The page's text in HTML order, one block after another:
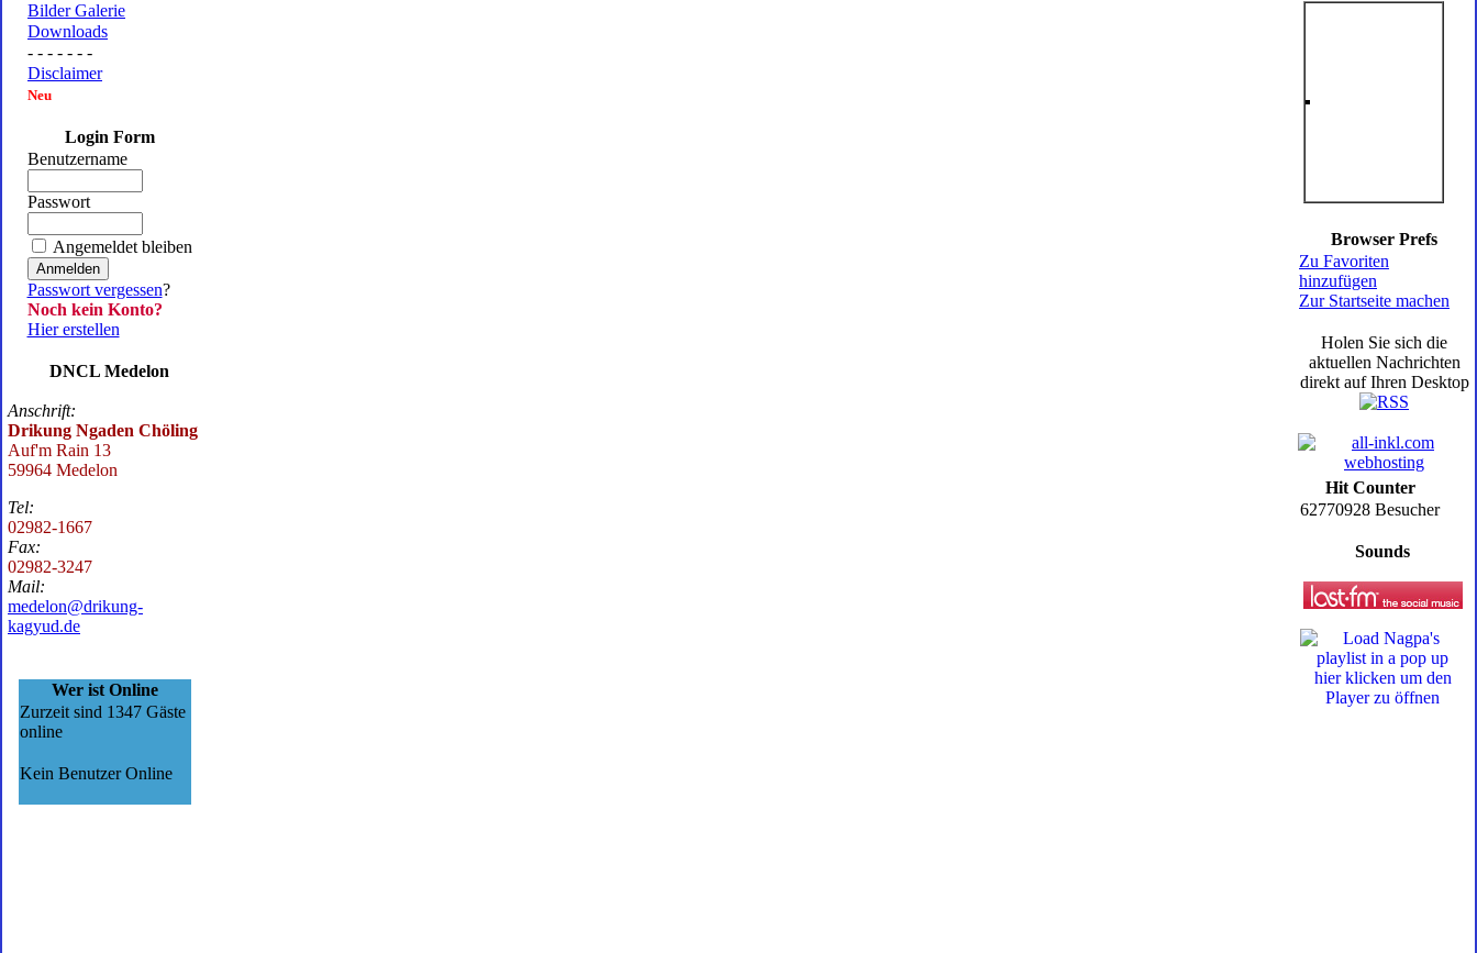
Bilder Galerie
Downloads
- - - - - - -
Disclaimer
Neu
Login Form
Benutzername
Passwort
Angemeldet bleiben
Passwort vergessen?
Noch kein Konto?
Hier erstellen
DNCL Medelon
Anschrift:
Drikung Ngaden Chöling
Auf'm Rain 13
59964 Medelon
Tel:
02982-1667
Fax:
02982-3247
Mail:
medelon@drikung-
kagyud.de
Wer ist Online
Zurzeit sind 1347 Gäste
online
Kein Benutzer Online
Browser Prefs
Zu Favoriten
hinzufügen
Zur Startseite machen
Holen Sie sich die
aktuellen Nachrichten
direkt auf Ihren Desktop
Hit Counter
62770928 Besucher
Sounds
hier klicken um den
Player zu öffnen